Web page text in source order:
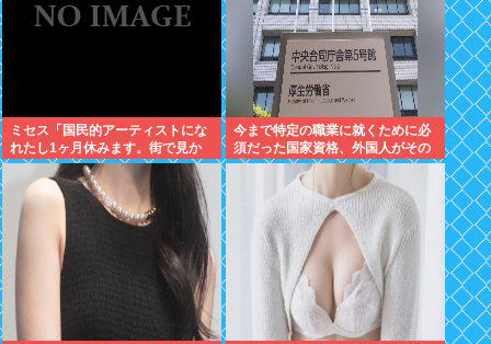
ミセス「国民的アーティストにな
れたし1ヶ月休みます。街で見か
けても声掛けないでね」
今まで特定の職業に就くために必
須だった国家資格、外国人がその
職に就く場合は不要へと方針切り